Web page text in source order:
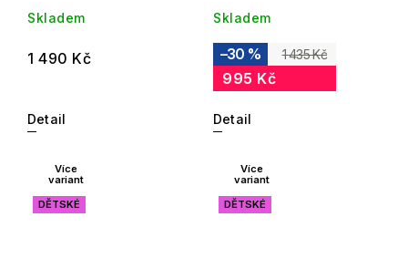
Skladem
1 490 Kč
Detail
Skladem
1 435 Kč
–30 %
995 Kč
Detail
Více
variant
DĚTSKÉ
Více
variant
DĚTSKÉ